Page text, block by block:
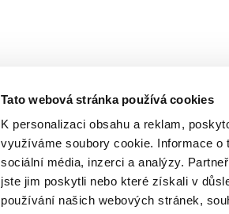
Tato webová stránka používá cookies
K personalizaci obsahu a reklam,
využíváme soubory cookie. Informace
sociální média, inzerci a analýzy.
jste jim poskytli nebo které získali v
používání našich webových stránek,